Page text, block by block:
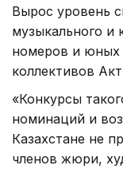
Вырос уровень
музыкального и
номеров и юных
коллективов
«Конкурсы
номинаций и
Казахстане не
членов жюри,